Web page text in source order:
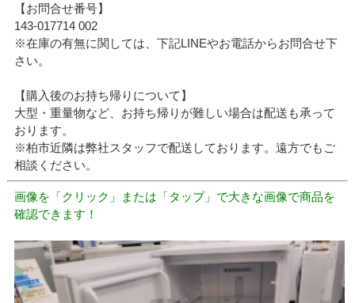
【お問合せ番号】
143-017714 002
※在庫の有無に関しては、下記LINEやお電話からお問合せ下
さい。
【購入後のお持ち帰りについて】
大型・重量物など、お持ち帰りが難しい場合は配送も承って
おります。
※柏市近隣は弊社スタッフで配送しております。遠方でもご
相談ください。
画像を「クリック」または「タップ」で大きな画像で商品を
確認できます！